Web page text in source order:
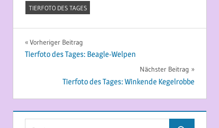
TIERFOTO DES TAGES
Beitragsnavigation
Vorheriger Beitrag
Tierfoto des Tages: Beagle-Welpen
Nächster Beitrag
Tierfoto des Tages: Winkende Kegelrobbe